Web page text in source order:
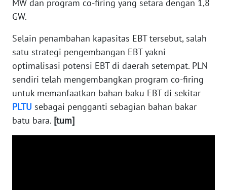
MW dan program co-firing yang setara dengan 1,8
GW.
Selain penambahan kapasitas EBT tersebut, salah
satu strategi pengembangan EBT yakni
optimalisasi potensi EBT di daerah setempat. PLN
sendiri telah mengembangkan program co-firing
untuk memanfaatkan bahan baku EBT di sekitar
PLTU sebagai pengganti sebagian bahan bakar
batu bara. [tum]
WN
NUSANTARA
JOGJA
WN
JATIM
WN